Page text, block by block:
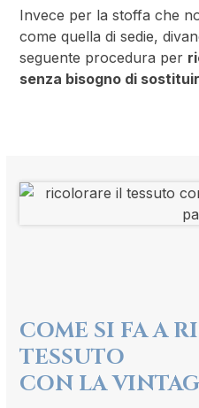
Invece per la stoffa che
come quella di sedie,
seguente procedura per
senza bisogno di
COME SI FA A
TESSUTO
CON LA